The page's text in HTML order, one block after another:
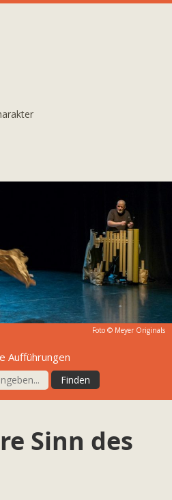
Foto © Meyer Originals
Aufführungen
Sinn des